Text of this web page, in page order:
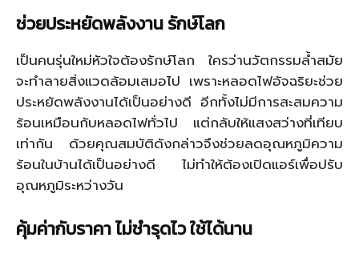
ช่วยประหยัดพลังงาน รักษ์โลก
เป็นคนรุ่นใหม่หัวใจต้องรักษ์โลก ใครว่านวัตกรรมล้ำสมัย
จะทำลายสิ่งแวดล้อมเสมอไป เพราะหลอดไฟอัจฉริยะช่วย
ประหยัดพลังงานได้เป็นอย่างดี อีกทั้งไม่มีการสะสมความ
ร้อนเหมือนกับหลอดไฟทั่วไป แต่กลับให้แสงสว่างที่เทียบ
เท่ากัน ด้วยคุณสมบัติดังกล่าวจึงช่วยลดอุณหภูมิความ
ร้อนในบ้านได้เป็นอย่างดี ไม่ทำให้ต้องเปิดแอร์เพื่อปรับ
อุณหภูมิระหว่างวัน
คุ้มค่ากับราคา ไม่ชำรุดไว ใช้ได้นาน